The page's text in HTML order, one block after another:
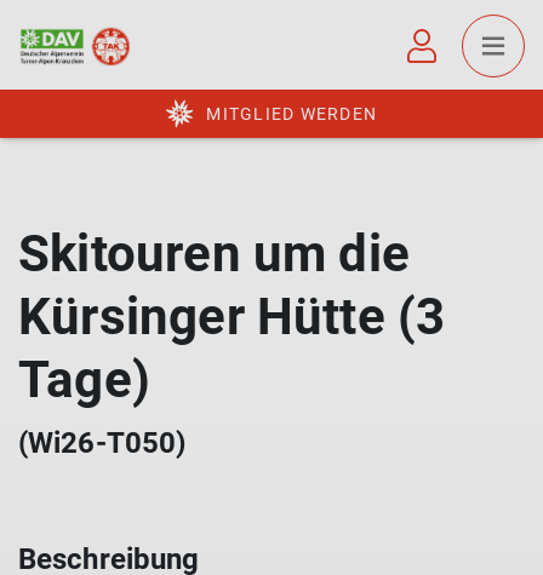
MITGLIED WERDEN
Skitouren um die
Kürsinger Hütte (3
Tage)
(Wi26-T050)
Beschreibung